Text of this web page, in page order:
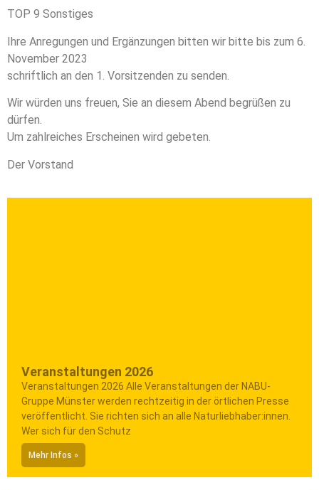
TOP 9 Sonstiges
Ihre Anregungen und Ergänzungen bitten wir bitte bis zum 6.
November 2023
schriftlich an den 1. Vorsitzenden zu senden.
Wir würden uns freuen, Sie an diesem Abend begrüßen zu
dürfen.
Um zahlreiches Erscheinen wird gebeten.
Der Vorstand
Veranstaltungen 2026
Veranstaltungen 2026 Alle Veranstaltungen der NABU-
Gruppe Münster werden rechtzeitig in der örtlichen Presse
veröffentlicht. Sie richten sich an alle Naturliebhaber:innen.
Wer sich für den Schutz
Mehr Infos »
Nutzung
verbessern.
Erfahrung
Website
während
Ihres Besuchs
so gut wie
funktioniert.
diese
Interessen und Ihr
Verhalten beim
Besuch unserer
Website mitteilen,
erhöhen Sie die
Wahrscheinlichkeit,
personalisierte
Inhalte und